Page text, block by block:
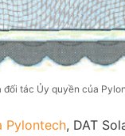
đối tác Ủy quyền của
Pylontech, DAT